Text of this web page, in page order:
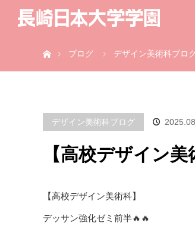
ブログ
デザイン美術科ブロ
デザイン美術科ブログ
【高校デザイン
【高校デザイン美術科】
デッサン強化ゼミ前半🔥🔥